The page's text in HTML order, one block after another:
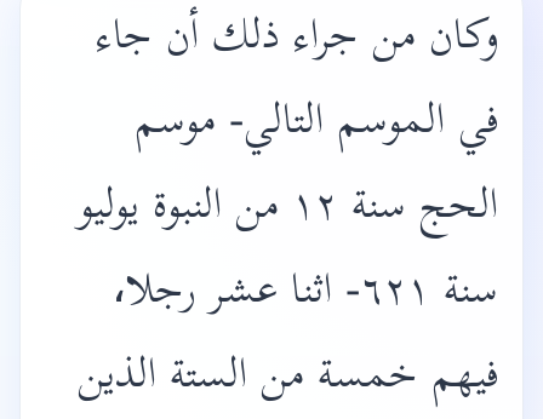
وكان من جراء ذلك أن جاء
في الموسم التالي- موسم
الحج سنة ١٢ من النبوة يوليو
سنة ٦٢١- اثنا عشر رجلا،
فيهم خمسة من الستة الذين